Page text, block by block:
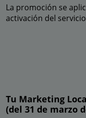
La promoción se
activación del
Tu Marketing
(del 31 de marzo